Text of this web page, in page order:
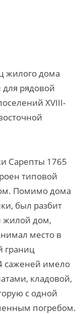
жилого дома
для рядовой
XVIII-
Сарепты 1765
типовой
Помимо дома
был разбит
жилой дом,
место в
границ
саженей имело
кладовой,
с одной
погребом.